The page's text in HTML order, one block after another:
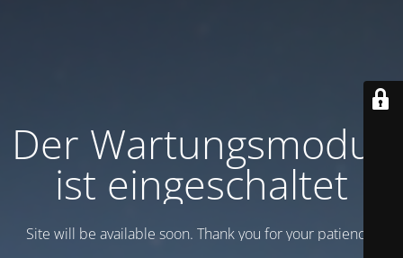
Der Wartungsmodus
ist eingeschaltet
Site will be available soon. Thank you for your patience!